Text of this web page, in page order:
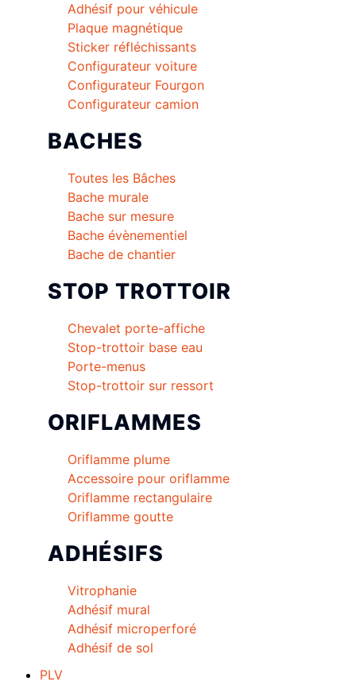
Adhésif pour véhicule
Plaque magnétique
Sticker réfléchissants
Configurateur voiture
Configurateur Fourgon
Configurateur camion
BACHES
Toutes les Bâches
Bache murale
Bache sur mesure
Bache évènementiel
Bache de chantier
STOP TROTTOIR
Chevalet porte-affiche
Stop-trottoir base eau
Porte-menus
Stop-trottoir sur ressort
ORIFLAMMES
Oriflamme plume
Accessoire pour oriflamme
Oriflamme rectangulaire
Oriflamme goutte
ADHÉSIFS
Vitrophanie
Adhésif mural
Adhésif microperforé
Adhésif de sol
PLV